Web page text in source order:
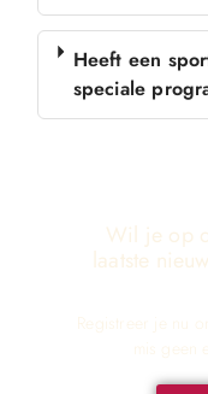
Heeft een
speciale
Wil je op
laatste
Registreer je nu
mis